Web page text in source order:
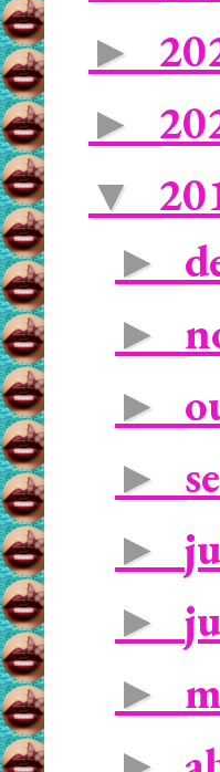
►
►
▼
►
►
►
►
►
►
►